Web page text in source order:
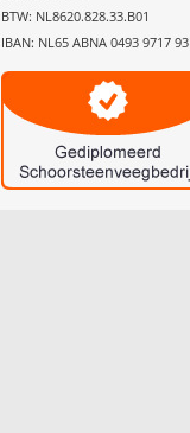
BTW: NL8620.828.33.B01
IBAN: NL65 ABNA 0493 9717 93